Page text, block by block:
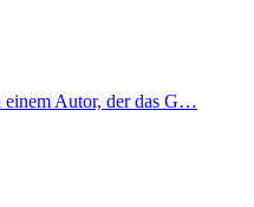
einem Autor, der das G…